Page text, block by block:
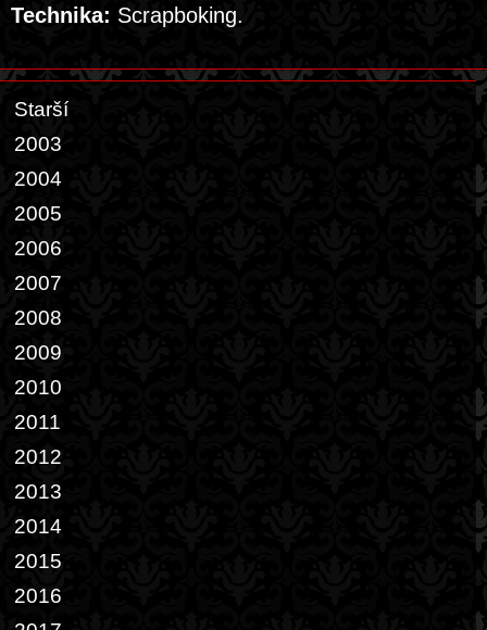
Technika: Scrapboking.
Starší
2003
2004
2005
2006
2007
2008
2009
2010
2011
2012
2013
2014
2015
2016